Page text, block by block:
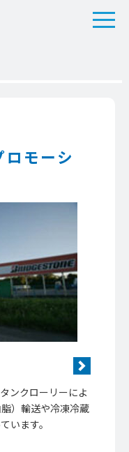
モーシ
Next
ンクローリーによ
）輸送や冷凍冷蔵
います。